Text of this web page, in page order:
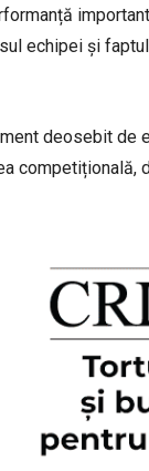
echipei și
deosebit de